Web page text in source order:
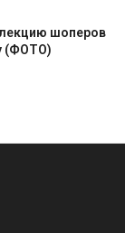
шоперов
(ФОТО)